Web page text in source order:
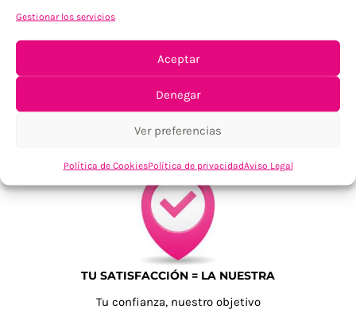
Gestionar los servicios
Aceptar
Denegar
Ver preferencias
Política de CookiesPolítica de privacidadAviso Legal
ENVÍOS ECONÓMICOS
Para Península, resto consultar
TU SATISFACCIÓN = LA NUESTRA
Tu confianza, nuestro objetivo